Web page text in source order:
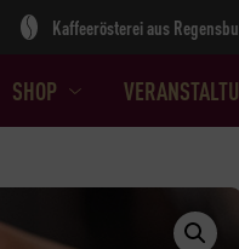
SHOP
Kaffeerösterei aus